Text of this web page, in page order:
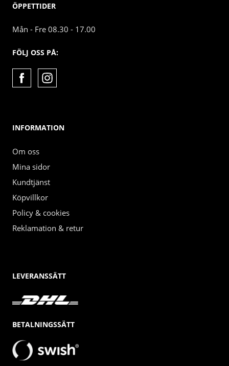
ÖPPETTIDER
Mån - Fre 08.30 - 17.00
FÖLJ OSS PÅ:
INFORMATION
Om oss
Mina sidor
Kundtjänst
Köpvillkor
Policy & cookies
Reklamation & retur
LEVERANSSÄTT
BETALNINGSSÄTT